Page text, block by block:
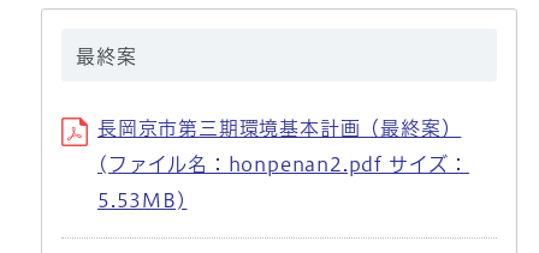
最終案
長岡京市第三期環境基本計画（最終案）
(ファイル名：honpenan2.pdf サイズ：
5.53MB)